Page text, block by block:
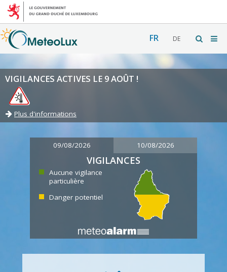
FR DE
VIGILANCES ACTIVES LE 9 AOÛT !
Plus d'informations
09/08/2026 10/08/2026
VIGILANCES
Aucune vigilance
particulière
Danger potentiel